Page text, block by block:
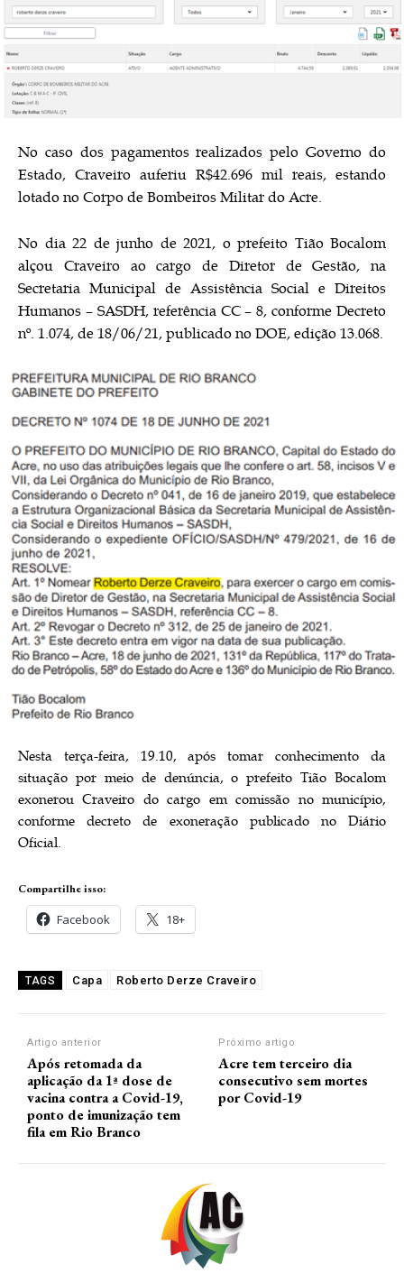
No caso dos pagamentos realizados pelo Governo do
Estado, Craveiro auferiu R$42.696 mil reais, estando
lotado no Corpo de Bombeiros Militar do Acre.
No dia 22 de junho de 2021, o prefeito Tião Bocalom
alçou Craveiro ao cargo de Diretor de Gestão, na
Secretaria Municipal de Assistência Social e Direitos
Humanos – SASDH, referência CC – 8, conforme Decreto
nº. 1.074, de 18/06/21, publicado no DOE, edição 13.068.
Nesta terça-feira, 19.10, após tomar conhecimento da
situação por meio de denúncia, o prefeito Tião Bocalom
exonerou Craveiro do cargo em comissão no município,
conforme decreto de exoneração publicado no Diário
Oficial.
Compartilhe isso:
Facebook 18+
TAGS Capa Roberto Derze Craveiro
Artigo anterior
Após retomada da
aplicação da 1ª dose de
vacina contra a Covid-19,
ponto de imunização tem
fila em Rio Branco
Próximo artigo
Acre tem terceiro dia
consecutivo sem mortes
por Covid-19